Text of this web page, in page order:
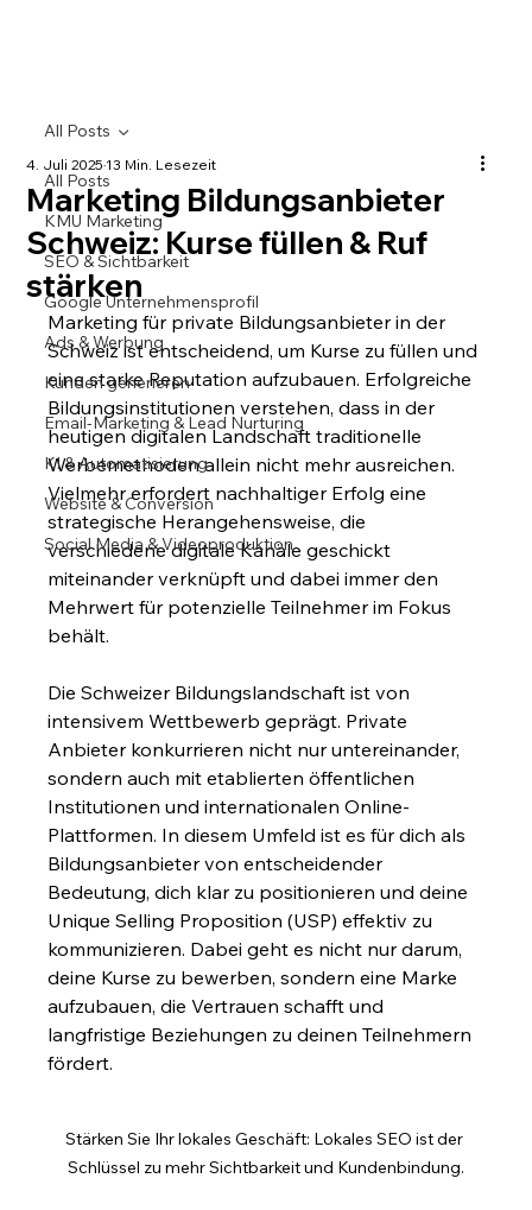
All Posts
KMU Marketing
SEO & Sichtbarkeit
Google Unternehmensprofil
Ads & Werbung
Kunden generieren
Email-Marketing & Lead Nurturing
KI & Automatisierung
Website & Conversion
Social Media & Videoproduktion
All Posts
Marketing Bildungsanbieter
Schweiz: Kurse füllen & Ruf
stärken
4. Juli 202513 Min. Lesezeit
Marketing für private Bildungsanbieter in der
Schweiz ist entscheidend, um Kurse zu füllen und
eine starke Reputation aufzubauen. Erfolgreiche
Bildungsinstitutionen verstehen, dass in der
heutigen digitalen Landschaft traditionelle
Werbemethoden allein nicht mehr ausreichen.
Vielmehr erfordert nachhaltiger Erfolg eine
strategische Herangehensweise, die
verschiedene digitale Kanäle geschickt
miteinander verknüpft und dabei immer den
Mehrwert für potenzielle Teilnehmer im Fokus
behält.
Die Schweizer Bildungslandschaft ist von
intensivem Wettbewerb geprägt. Private
Anbieter konkurrieren nicht nur untereinander,
sondern auch mit etablierten öffentlichen
Institutionen und internationalen Online-
Plattformen. In diesem Umfeld ist es für dich als
Bildungsanbieter von entscheidender
Bedeutung, dich klar zu positionieren und deine
Unique Selling Proposition (USP) effektiv zu
kommunizieren. Dabei geht es nicht nur darum,
deine Kurse zu bewerben, sondern eine Marke
aufzubauen, die Vertrauen schafft und
langfristige Beziehungen zu deinen Teilnehmern
fördert.
Stärken Sie Ihr lokales Geschäft: Lokales SEO ist der
Schlüssel zu mehr Sichtbarkeit und Kundenbindung.